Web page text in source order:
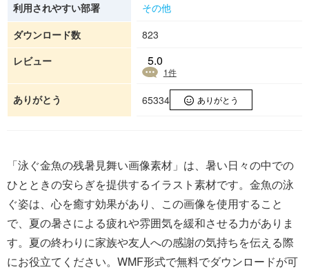
利用されやすい部署
その他
ダウンロード数
823
レビュー
5.0
1件
ありがとう 65334 ありがとう
「泳ぐ金魚の残暑見舞い画像素材」は、暑い日々の中での
ひとときの安らぎを提供するイラスト素材です。金魚の泳
ぐ姿は、心を癒す効果があり、この画像を使用すること
で、夏の暑さによる疲れや雰囲気を緩和させる力がありま
す。夏の終わりに家族や友人への感謝の気持ちを伝える際
にお役立てください。WMF形式で無料でダウンロードが可